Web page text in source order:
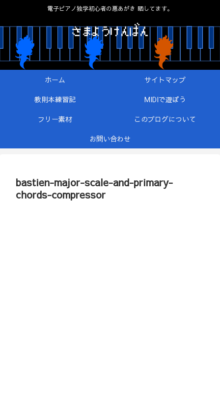
電子ピアノ独学初心者の悪あがき 晒してます。
ホーム
サイトマップ
教則本練習記
MIDIで遊ぼう
フリー素材
このブログについて
お問い合わせ
bastien-major-scale-and-primary-
chords-compressor